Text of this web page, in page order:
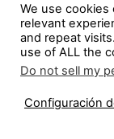
51
http://
46
http://
We use
relevant
and repeat
use of ALL the
Do not sell my
Configuración